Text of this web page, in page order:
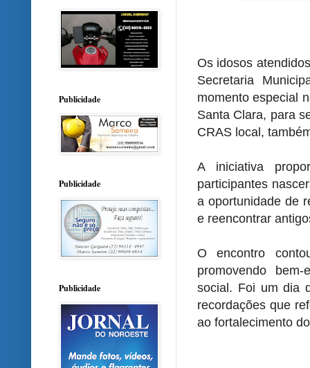
Os idosos
Secretaria
momento especial
Santa Clara, para
CRAS local,
A iniciativa
participantes
a oportunidade de
e reencontrar
O encontro
promovendo
social. Foi um dia
recordações que
ao fortalecimento
Publicidade
Publicidade
Publicidade